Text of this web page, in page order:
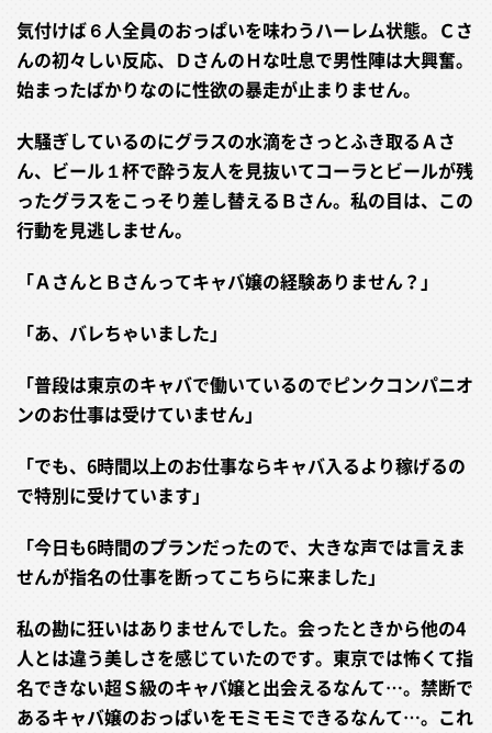
気付けば６人全員のおっぱいを味わうハーレム状態。Ｃさ
んの初々しい反応、ＤさんのＨな吐息で男性陣は大興奮。
始まったばかりなのに性欲の暴走が止まりません。
大騒ぎしているのにグラスの水滴をさっとふき取るＡさ
ん、ビール１杯で酔う友人を見抜いてコーラとビールが残
ったグラスをこっそり差し替えるＢさん。私の目は、この
行動を見逃しません。
「ＡさんとＢさんってキャバ嬢の経験ありません？」
「あ、バレちゃいました」
「普段は東京のキャバで働いているのでピンクコンパニオ
ンのお仕事は受けていません」
「でも、6時間以上のお仕事ならキャバ入るより稼げるの
で特別に受けています」
「今日も6時間のプランだったので、大きな声では言えま
せんが指名の仕事を断ってこちらに来ました」
私の勘に狂いはありませんでした。会ったときから他の4
人とは違う美しさを感じていたのです。東京では怖くて指
名できない超Ｓ級のキャバ嬢と出会えるなんて…。禁断で
あるキャバ嬢のおっぱいをモミモミできるなんて…。これ